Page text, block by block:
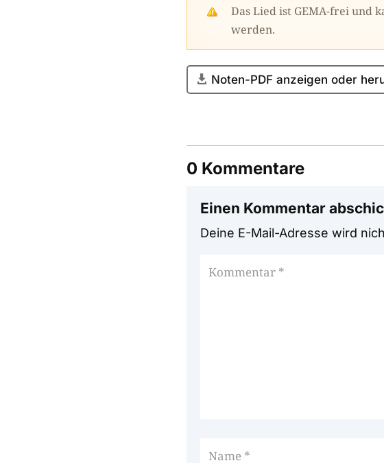
Das Lied ist GEMA-frei und
werden.
Noten-PDF anzeigen oder
0 Kommentare
Einen Kommentar
Deine E-Mail-Adresse wird